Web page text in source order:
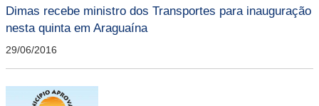
Dimas recebe ministro dos Transportes para inauguração
nesta quinta em Araguaína
29/06/2016